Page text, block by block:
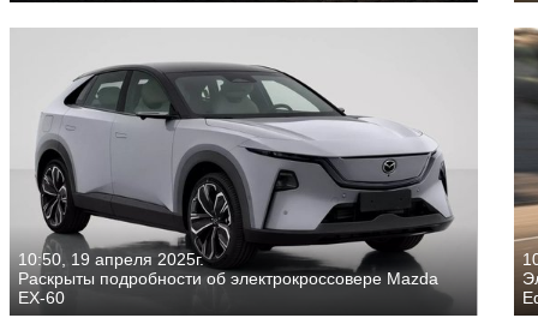
10:50, 19 апреля 2025г.
Раскрыты подробности об электрокроссовере Mazda
EX-60